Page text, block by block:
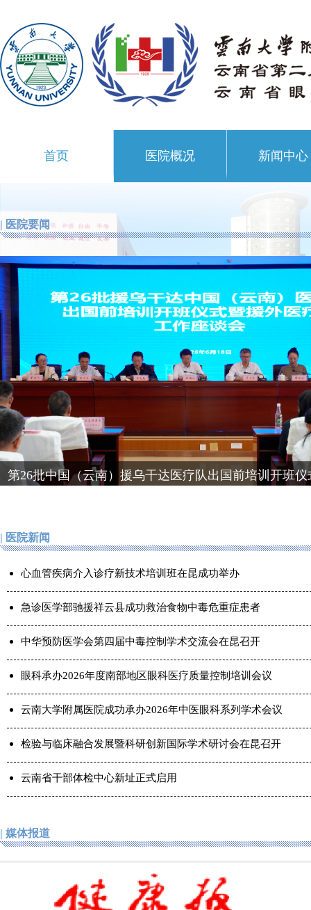
首页 医院概况 新闻中心
| 医院要闻
批中国（云南）援乌干达医疗队出国前培训开班仪
| 医院新闻
心血管疾病介入诊疗新技术培训班在昆成功举办
急诊医学部驰援祥云县成功救治食物中毒危重症患者
中华预防医学会第四届中毒控制学术交流会在昆召开
眼科承办2026年度南部地区眼科医疗质量控制培训会议
云南大学附属医院成功承办2026年中医眼科系列学术会议
检验与临床融合发展暨科研创新国际学术研讨会在昆召开
云南省干部体检中心新址正式启用
| 媒体报道